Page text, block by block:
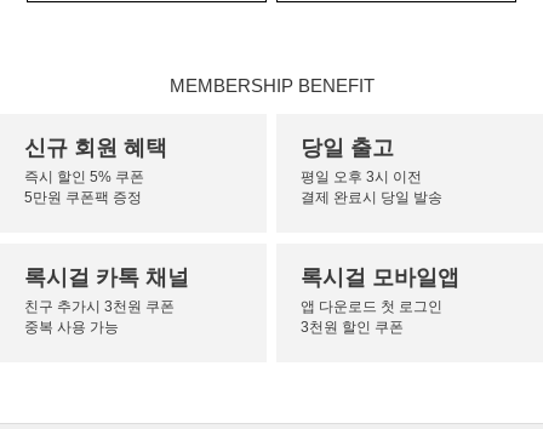
MEMBERSHIP BENEFIT
신규 회원 혜택
즉시 할인 5% 쿠폰
5만원 쿠폰팩 증정
당일 출고
평일 오후 3시 이전
결제 완료시 당일 발송
록시걸 카톡 채널
친구 추가시 3천원 쿠폰
중복 사용 가능
록시걸 모바일앱
앱 다운로드 첫 로그인
3천원 할인 쿠폰